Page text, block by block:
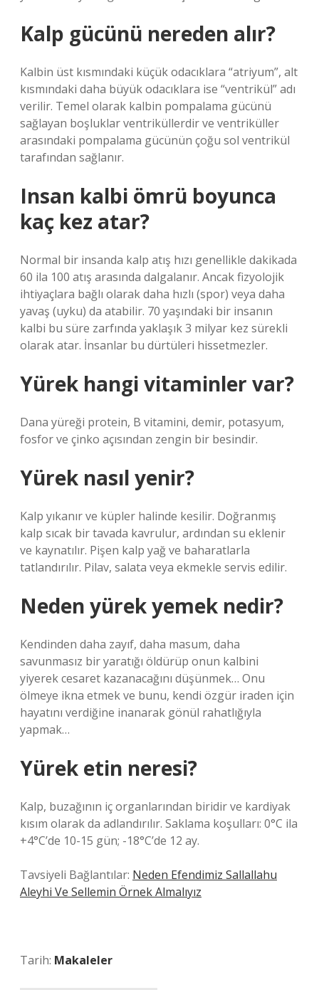
Kalp gücünü nereden alır?
Kalbin üst kısmındaki küçük odacıklara “atriyum”, alt
kısmındaki daha büyük odacıklara ise “ventrikül” adı
verilir. Temel olarak kalbin pompalama gücünü
sağlayan boşluklar ventriküllerdir ve ventriküller
arasındaki pompalama gücünün çoğu sol ventrikül
tarafından sağlanır.
Insan kalbi ömrü boyunca
kaç kez atar?
Normal bir insanda kalp atış hızı genellikle dakikada
60 ila 100 atış arasında dalgalanır. Ancak fizyolojik
ihtiyaçlara bağlı olarak daha hızlı (spor) veya daha
yavaş (uyku) da atabilir. 70 yaşındaki bir insanın
kalbi bu süre zarfında yaklaşık 3 milyar kez sürekli
olarak atar. İnsanlar bu dürtüleri hissetmezler.
Yürek hangi vitaminler var?
Dana yüreği protein, B vitamini, demir, potasyum,
fosfor ve çinko açısından zengin bir besindir.
Yürek nasıl yenir?
Kalp yıkanır ve küpler halinde kesilir. Doğranmış
kalp sıcak bir tavada kavrulur, ardından su eklenir
ve kaynatılır. Pişen kalp yağ ve baharatlarla
tatlandırılır. Pilav, salata veya ekmekle servis edilir.
Neden yürek yemek nedir?
Kendinden daha zayıf, daha masum, daha
savunmasız bir yaratığı öldürüp onun kalbini
yiyerek cesaret kazanacağını düşünmek… Onu
ölmeye ikna etmek ve bunu, kendi özgür iraden için
hayatını verdiğine inanarak gönül rahatlığıyla
yapmak…
Yürek etin neresi?
Kalp, buzağının iç organlarından biridir ve kardiyak
kısım olarak da adlandırılır. Saklama koşulları: 0°C ila
+4°C’de 10-15 gün; -18°C’de 12 ay.
Tavsiyeli Bağlantılar: Neden Efendimiz Sallallahu
Aleyhi Ve Sellemin Örnek Almalıyız
Tarih: Makaleler